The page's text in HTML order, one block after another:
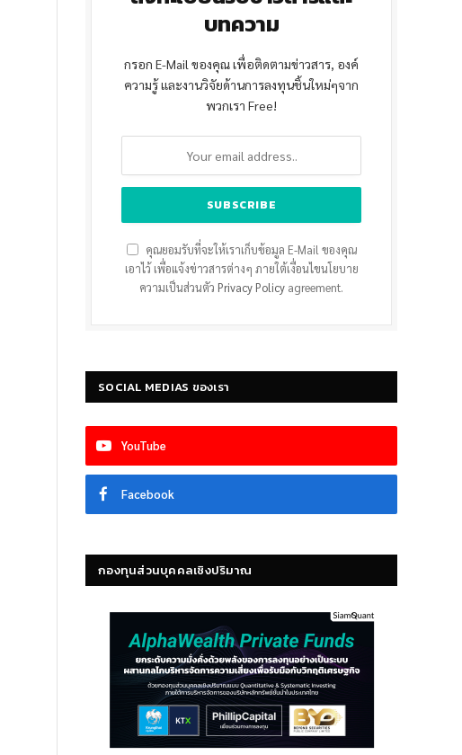
บทความ
กรอก E-Mail ของคุณ เพื่อติดตามข่าวสาร, องค์
ความรู้ และงานวิจัยด้านการลงทุนชิ้นใหม่ๆจาก
พวกเรา Free!
คุณยอมรับที่จะให้เราเก็บข้อมูล E-Mail ของคุณ
เอาไว้ เพื่อแจ้งข่าวสารต่างๆ ภายใต้เงื่อนไขนโยบาย
ความเป็นส่วนตัว Privacy Policy agreement.
SOCIAL MEDIAS ของเรา
YouTube
Facebook
กองทุนส่วนบุคคลเชิงปริมาณ